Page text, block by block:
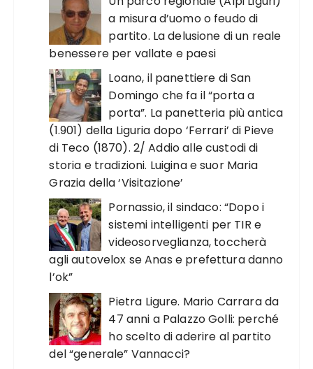
a misura d’uomo o feudo di
partito. La delusione di un reale
benessere per vallate e paesi
Loano, il panettiere di San
Domingo che fa il “porta a
porta”. La panetteria più antica
(1.901) della Liguria dopo ‘Ferrari’ di Pieve
di Teco (1870). 2/ Addio alle custodi di
storia e tradizioni. Luigina e suor Maria
Grazia della ‘Visitazione’
Pornassio, il sindaco: “Dopo i
sistemi intelligenti per TIR e
videosorveglianza, toccherà
agli autovelox se Anas e prefettura danno
l’ok”
Pietra Ligure. Mario Carrara da
47 anni a Palazzo Golli: perché
ho scelto di aderire al partito
del “generale” Vannacci?